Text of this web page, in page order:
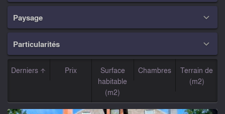
Paysage 
Particularités 
Derniers Prix
Surface
habitable
(m2)
Chambres
Terrain de
(m2)